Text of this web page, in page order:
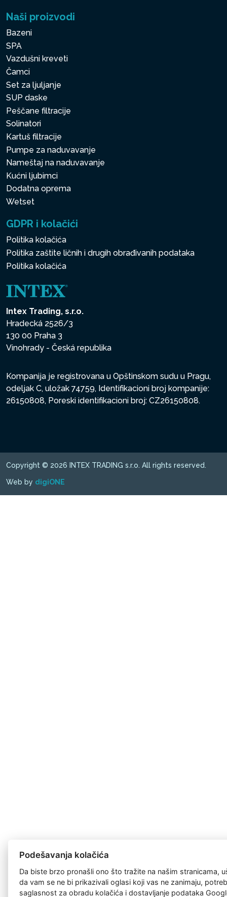
Naši proizvodi
Bazeni
SPA
Vazdušni kreveti
Čamci
Set za ljuljanje
SUP daske
Peščane filtracije
Solinatori
Kartuš filtracije
Pumpe za naduvavanje
Nameštaj na naduvavanje
Kućni ljubimci
Dodatna oprema
Wetset
GDPR i kolačići
Politika kolačića
Politika zaštite ličnih i drugih obrađivanih podataka
Politika kolačića
Intex Trading, s.r.o.
Hradecká 2526/3
130 00 Praha 3
Vinohrady - Česká republika
Kompanija je registrovana u Opštinskom sudu u Pragu,
odeljak C, uložak 74759, Identifikacioni broj kompanije:
26150808, Poreski identifikacioni broj: CZ26150808.
Copyright © 2026 INTEX TRADING s.r.o. All rights reserved.
Web by digiONE
Podešavanja kolačića
Da biste brzo pronašli ono što tražite na našim stranicama,
da vam se ne bi prikazivali oglasi koji vas ne zanimaju,
saglasnost zaobradu kolačića i dostavljanje podataka